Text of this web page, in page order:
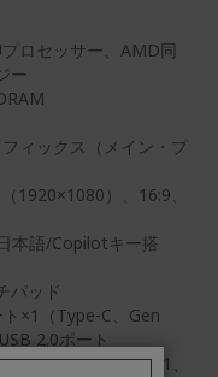
ロセッサー、AMD同
ー
ィックス（メイン・プ
1920×1080）、16:9、
本語/Copilotキー搭
パッド
ト×1（Type-C、Gen
2.0ポート
×2（Type-A、Gen 1、